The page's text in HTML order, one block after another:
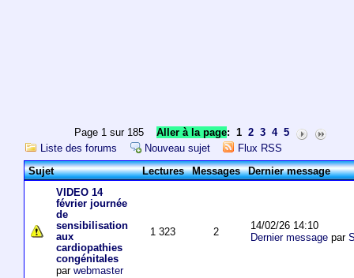
Page 1 sur 185Aller à la page: 1 2 3 4 5
Liste des forums
Nouveau sujet
Flux RSS
Sujet
Lectures Messages Dernier message
VIDEO 14
février journée
de
sensibilisation
aux
cardiopathies
congénitales
par webmaster
1 323 2
14/02/26 14:10
Dernier messagepar